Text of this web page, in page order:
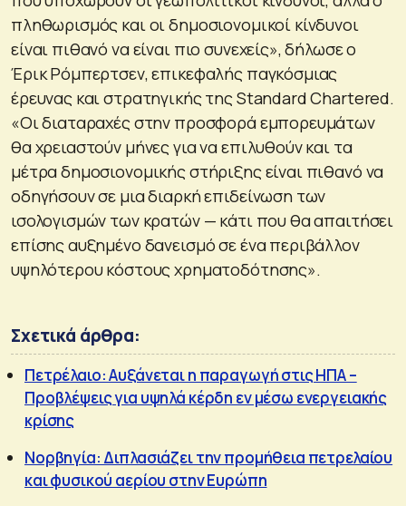
πληθωρισμός και οι δημοσιονομικοί κίνδυνοι
είναι πιθανό να είναι πιο συνεχείς», δήλωσε ο
Έρικ Ρόμπερτσεν, επικεφαλής παγκόσμιας
έρευνας και στρατηγικής της Standard Chartered.
«Οι διαταραχές στην προσφορά εμπορευμάτων
θα χρειαστούν μήνες για να επιλυθούν και τα
μέτρα δημοσιονομικής στήριξης είναι πιθανό να
οδηγήσουν σε μια διαρκή επιδείνωση των
ισολογισμών των κρατών — κάτι που θα απαιτήσει
επίσης αυξημένο δανεισμό σε ένα περιβάλλον
υψηλότερου κόστους χρηματοδότησης».
Σχετικά άρθρα:
Πετρέλαιο: Αυξάνεται η παραγωγή στις ΗΠΑ –
Προβλέψεις για υψηλά κέρδη εν μέσω ενεργειακής
κρίσης
Νορβηγία: Διπλασιάζει την προμήθεια πετρελαίου
και φυσικού αερίου στην Ευρώπη